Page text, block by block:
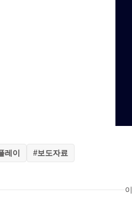
레이 #보도자료